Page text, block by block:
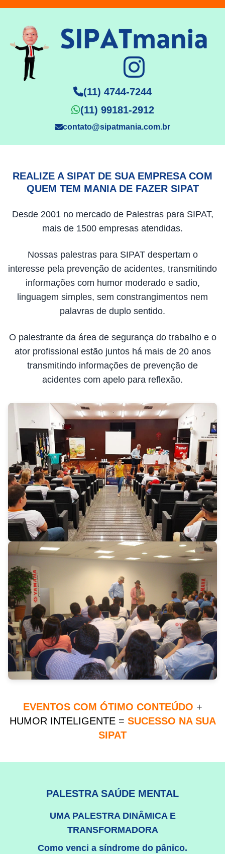
(11) 4744-7244
(11) 99181-2912
contato@sipatmania.com.br
REALIZE A SIPAT DE SUA EMPRESA COM
QUEM TEM MANIA DE FAZER SIPAT
Desde 2001 no mercado de Palestras para SIPAT,
mais de 1500 empresas atendidas.
Nossas palestras para SIPAT despertam o
interesse pela prevenção de acidentes, transmitindo
informações com humor moderado e sadio,
linguagem simples, sem constrangimentos nem
palavras de duplo sentido.
O palestrante da área de segurança do trabalho e o
ator profissional estão juntos há mais de 20 anos
transmitindo informações de prevenção de
acidentes com apelo para reflexão.
EVENTOS COM ÓTIMO CONTEÚDO +
HUMOR INTELIGENTE = SUCESSO NA SUA
SIPAT
PALESTRA SAÚDE MENTAL
UMA PALESTRA DINÂMICA E
TRANSFORMADORA
Como venci a síndrome do pânico.